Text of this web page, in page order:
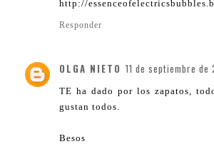
http://
Responder
OLGA NIETO 11 de septiembre
TE ha dado por los zapatos,
gustan todos.
Besos